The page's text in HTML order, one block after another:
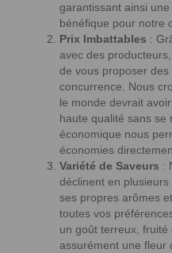
garantissant ainsi
bénéfique pour notre
Prix Imbattables :
avec des
de vous proposer
concurrence. Nous
le monde devrait
haute qualité sans se
économique nous
économies
Variété de Saveurs :
déclinent en
ses propres arômes
toutes vos
un goût terreux,
assurément une fleur